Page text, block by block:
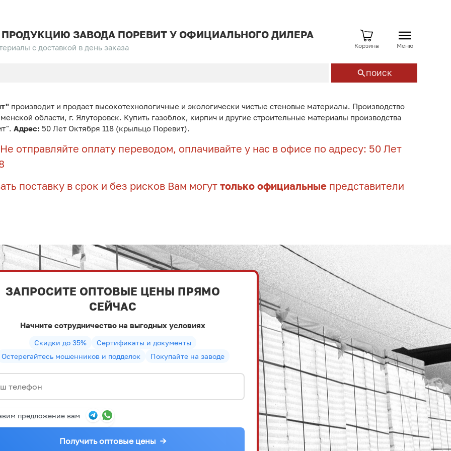
ЗАВОДА ПОРЕВИТ У ОФИЦИАЛЬНОГО ДИЛЕРА
с доставкой в день заказа Корзина Меню
ПОИСК
производит и продает высокотехнологичные и экологически чистые стеновые материалы. Производство
области, г. Ялуторовск. Купить газоблок, кирпич и другие строительные материалы производства
Адрес: 50 Лет Октября 118 (крыльцо Поревит).
отправляйте оплату переводом, оплачивайте у нас в офисе по адресу: 50 Лет
поставку в срок и без рисков Вам могут только официальные представители
ЗАПРОСИТЕ ОПТОВЫЕ ЦЕНЫ ПРЯМО
СЕЙЧАС
Начните сотрудничество на выгодных условиях
Скидки до 35%
Сертификаты и документы
Остерегайтесь мошенников и подделок
Покупайте на заводе
предложение вам
Получить оптовые цены →